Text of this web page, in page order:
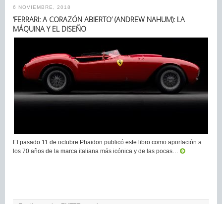
6 NOVIEMBRE, 2018
‘FERRARI: A CORAZÓN ABIERTO’ (ANDREW NAHUM): LA
MÁQUINA Y EL DISEÑO
El pasado 11 de octubre Phaidon publicó este libro como aportación a
los 70 años de la marca italiana más icónica y de las pocas…